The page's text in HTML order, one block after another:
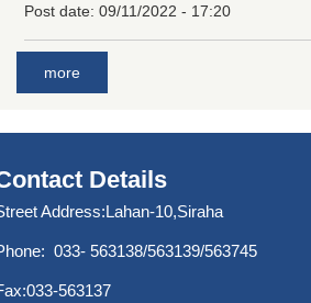
Post date: 09/11/2022 - 17:20
more
Details
Address:Lahan-10,Siraha
033- 563138/563139/563745
563137